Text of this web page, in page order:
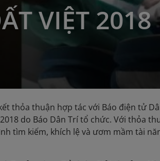
VIỆT 2018
thỏa thuận hợp tác với Báo điện tử
do Báo Dân Trí tổ chức. Với thỏa
tìm kiếm, khích lệ và ươm mầm tài